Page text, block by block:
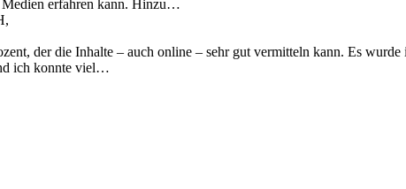
Medien erfahren kann. Hinzu…
der die Inhalte – auch online – sehr gut vermitteln kann. Es
ich konnte viel…